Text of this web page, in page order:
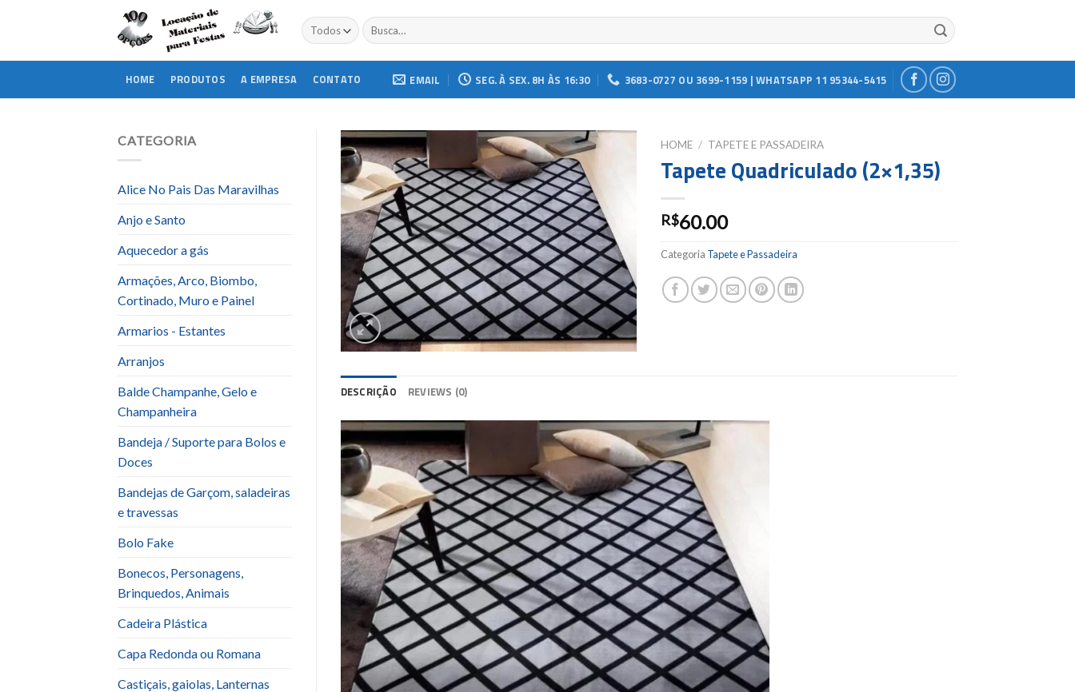
Buscar
por:
HOME PRODUTOS A EMPRESA CONTATO EMAIL SEG. À SEX. 8H ÀS 16:30 3683-0727 OU 3699-1159 | WHATSAPP 11 95344-5415
CATEGORIA
Alice No Pais Das Maravilhas
Anjo e Santo
Aquecedor a gás
Armações, Arco, Biombo,
Cortinado, Muro e Painel
Armarios - Estantes
Arranjos
Balde Champanhe, Gelo e
Champanheira
Bandeja / Suporte para Bolos e
Doces
Bandejas de Garçom, saladeiras
e travessas
Bolo Fake
Bonecos, Personagens,
Brinquedos, Animais
Cadeira Plástica
Capa Redonda ou Romana
Castiçais, gaiolas, Lanternas
Add to
wishlist
HOME / TAPETE E PASSADEIRA
Tapete Quadriculado (2×1,35)
R$60.00
Categoria Tapete e Passadeira
DESCRIÇÃO REVIEWS (0)